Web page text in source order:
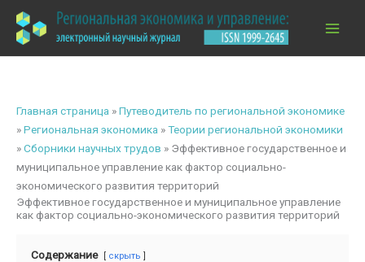
содержимому
Главная страница »Путеводитель по региональной экономике
»Региональная экономика »Теории региональной экономики
»Сборники научных трудов » Эффективное государственное и
муниципальное управление как фактор социально-
экономического развития территорий
Эффективное государственное и муниципальное управление
как фактор социально-экономического развития территорий
Содержание скрыть